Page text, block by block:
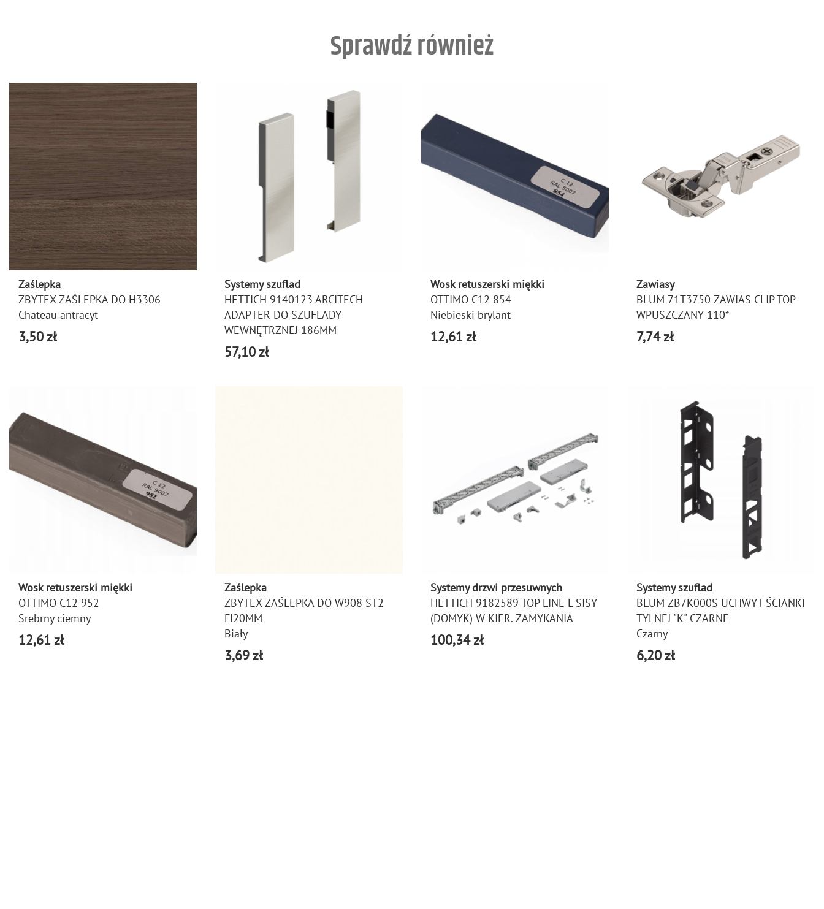
Sprawdź również
Zaślepka
ZBYTEX ZAŚLEPKA DO H3306
Chateau antracyt
3,50 zł
Systemy szuflad
HETTICH 9140123 ARCITECH
ADAPTER DO SZUFLADY
WEWNĘTRZNEJ 186MM
57,10 zł
Wosk retuszerski miękki
OTTIMO C12 854
Niebieski brylant
12,61 zł
Zawiasy
BLUM 71T3750 ZAWIAS CLIP TOP
WPUSZCZANY 110*
7,74 zł
Wosk retuszerski miękki
OTTIMO C12 952
Srebrny ciemny
12,61 zł
Zaślepka
ZBYTEX ZAŚLEPKA DO W908 ST2
FI20MM
Biały
3,69 zł
Systemy drzwi przesuwnych
HETTICH 9182589 TOP LINE L SISY
(DOMYK) W KIER. ZAMYKANIA
100,34 zł
Systemy szuflad
BLUM ZB7K000S UCHWYT ŚCIANKI
TYLNEJ "K" CZARNE
Czarny
6,20 zł